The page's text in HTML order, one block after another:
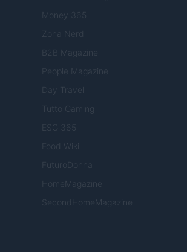
Money 365
Zona Nerd
B2B Magazine
People Magazine
Day Travel
Tutto Gaming
ESG 365
Food Wiki
FuturoDonna
HomeMagazine
SecondHomeMagazine